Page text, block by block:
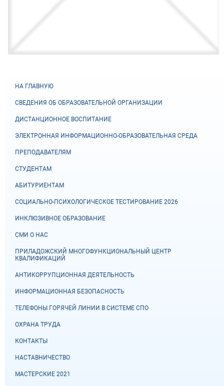
НА ГЛАВНУЮ
СВЕДЕНИЯ ОБ ОБРАЗОВАТЕЛЬНОЙ ОРГАНИЗАЦИИ
ДИСТАНЦИОННОЕ ВОСПИТАНИЕ
ЭЛЕКТРОННАЯ ИНФОРМАЦИОННО-ОБРАЗОВАТЕЛЬНАЯ СРЕДА
ПРЕПОДАВАТЕЛЯМ
СТУДЕНТАМ
АБИТУРИЕНТАМ
СОЦИАЛЬНО-ПСИХОЛОГИЧЕСКОЕ ТЕСТИРОВАНИЕ 2026
ИНКЛЮЗИВНОЕ ОБРАЗОВАНИЕ
СМИ О НАС
ПРИЛАДОЖСКИЙ МНОГОФУНКЦИОНАЛЬНЫЙ ЦЕНТР
КВАЛИФИКАЦИЙ
АНТИКОРРУПЦИОННАЯ ДЕЯТЕЛЬНОСТЬ
ИНФОРМАЦИОННАЯ БЕЗОПАСНОСТЬ
ТЕЛЕФОНЫ ГОРЯЧЕЙ ЛИНИИ В СИСТЕМЕ СПО
ОХРАНА ТРУДА
КОНТАКТЫ
НАСТАВНИЧЕСТВО
МАСТЕРСКИЕ 2021